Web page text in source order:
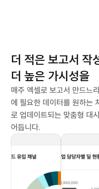
데이터
전략 수립에
서비스
더 적은 보고서 작
더 높은 가시성을
매주 엑셀로 보고서 만드느
에 필요한 데이터를 원하는
로 업데이트되는 맞춤형 대
어듭니다.